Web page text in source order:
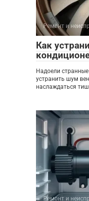
Ремонт и
Как
Надоели
устранить шум
наслаждаться
Ремонт и